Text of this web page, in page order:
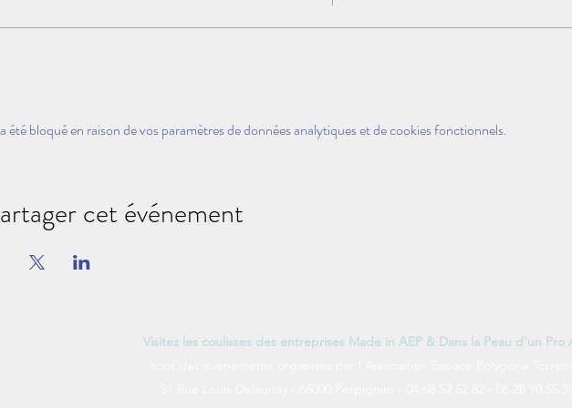
été bloqué en raison de vos paramètres de données analytiques et de cookies fonctionnels.
cet événement
Visitez les coulisses des entreprises Made in AEP & Dans la Peau d'un Pro